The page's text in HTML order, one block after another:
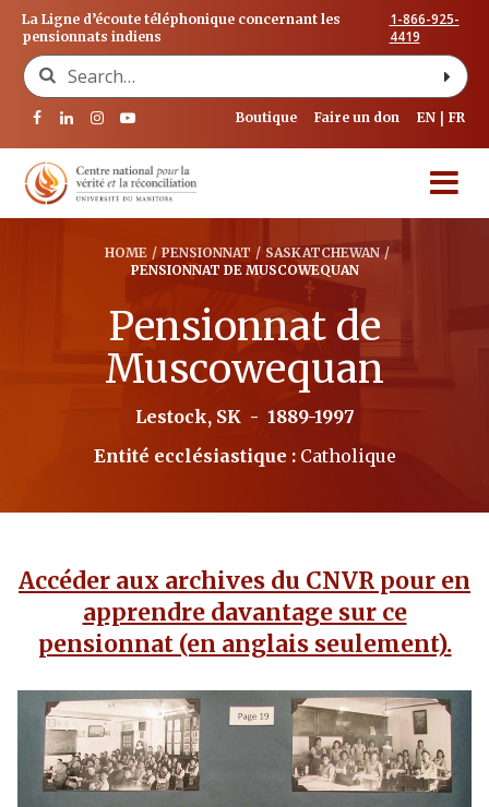
La Ligne d’écoute téléphonique concernant les
pensionnats indiens
1-866-925-
4419
Search for:
Boutique Faire un don EN FR
HOME / PENSIONNAT / SASKATCHEWAN /
PENSIONNAT DE MUSCOWEQUAN
Pensionnat de
Muscowequan
Lestock, SK - 1889-1997
Entité ecclésiastique : Catholique
Accéder aux archives du CNVR pour en
apprendre davantage sur ce
pensionnat (en anglais seulement).